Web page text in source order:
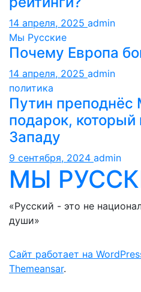
14 апреля, 2025 admin
Мы Русские
Почему Европа
14 апреля, 2025 admin
политика
Путин преподнёс
подарок, который
Западу
9 сентября, 2024 admin
МЫ
«Русский - это не
души»
Сайт работает на
Themeansar.